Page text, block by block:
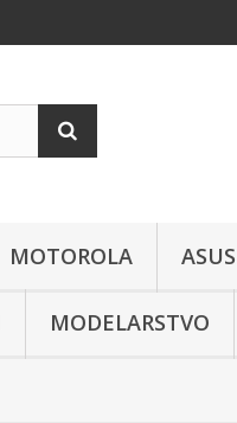
MOTOROLA ASUS
MODELARSTVO